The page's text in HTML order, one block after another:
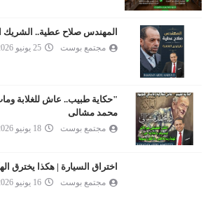
المهندس صلاح عطية.. الشريك
مجتمع بوست 25 يونيو 2026
"حكاية طبيب.. عاش للغلابة
محمد مشالى
مجتمع بوست 18 يونيو 2026
اختراق السيارة | هكذا يخترق
مجتمع بوست 16 يونيو 2026